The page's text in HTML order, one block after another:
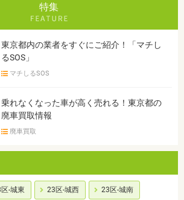
特集
東京都内の業者をすぐにご紹介！「マチし
るSOS」
マチしるSOS
乗れなくなった車が高く売れる！東京都の
廃車買取情報
廃車買取
-城東 23区-城西 23区-城南